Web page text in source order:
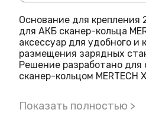
Основание для крепления
для АКБ сканер-кольца
аксессуар для удобного и
размещения зарядных
Решение разработано для
сканер-кольцом MERTECH
эксплуатации
Показать полностью >